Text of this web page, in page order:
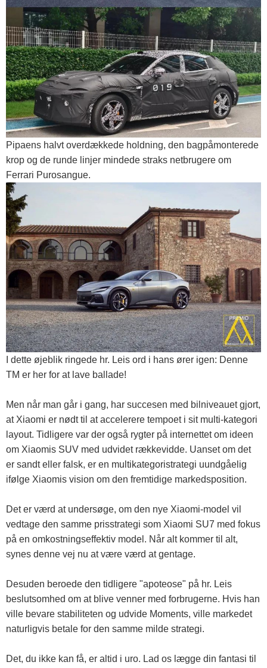
Pipaens halvt overdækkede holdning, den bagpåmonterede
krop og de runde linjer mindede straks netbrugere om
Ferrari Purosangue.
I dette øjeblik ringede hr. Leis ord i hans ører igen: Denne
TM er her for at lave ballade!
Men når man går i gang, har succesen med bilniveauet gjort,
at Xiaomi er nødt til at accelerere tempoet i sit multi-kategori
layout. Tidligere var der også rygter på internettet om ideen
om Xiaomis SUV med udvidet rækkevidde. Uanset om det
er sandt eller falsk, er en multikategoristrategi uundgåelig
ifølge Xiaomis vision om den fremtidige markedsposition.
Det er værd at undersøge, om den nye Xiaomi-model vil
vedtage den samme prisstrategi som Xiaomi SU7 med fokus
på en omkostningseffektiv model. Når alt kommer til alt,
synes denne vej nu at være værd at gentage.
Desuden beroede den tidligere "apoteose" på hr. Leis
beslutsomhed om at blive venner med forbrugerne. Hvis han
ville bevare stabiliteten og udvide Moments, ville markedet
naturligvis betale for den samme milde strategi.
Det, du ikke kan få, er altid i uro. Lad os lægge din fantasi til